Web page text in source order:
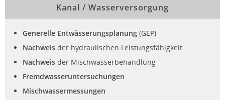
Kanal / Wasserversorgung
Generelle Entwässerungsplanung (GEP)
Nachweis der hydraulischen Leistungsfähigkeit
Nachweis der Mischwasserbehandlung
Fremdwasseruntersuchungen
Mischwassermessungen